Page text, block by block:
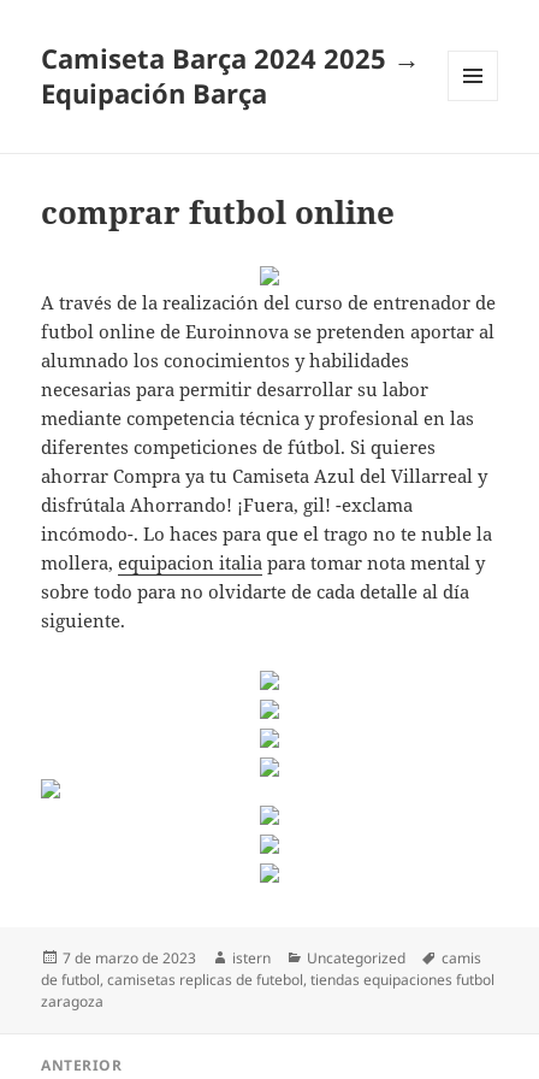
Camiseta Barça 2024 2025 →
Equipación Barça
comprar futbol online
A través de la realización del curso de entrenador de
futbol online de Euroinnova se pretenden aportar al
alumnado los conocimientos y habilidades
necesarias para permitir desarrollar su labor
mediante competencia técnica y profesional en las
diferentes competiciones de fútbol. Si quieres
ahorrar Compra ya tu Camiseta Azul del Villarreal y
disfrútala Ahorrando! ¡Fuera, gil! -exclama
incómodo-. Lo haces para que el trago no te nuble la
mollera,equipacion italia para tomar nota mental y
sobre todo para no olvidarte de cada detalle al día
siguiente.
Publicado
el
7 de marzo de 2023 Autor
istern Categorías
Uncategorized Etiquetas
camis
de futbol,camisetas replicas de futebol,tiendas equipaciones futbol
zaragoza
ANTERIOR